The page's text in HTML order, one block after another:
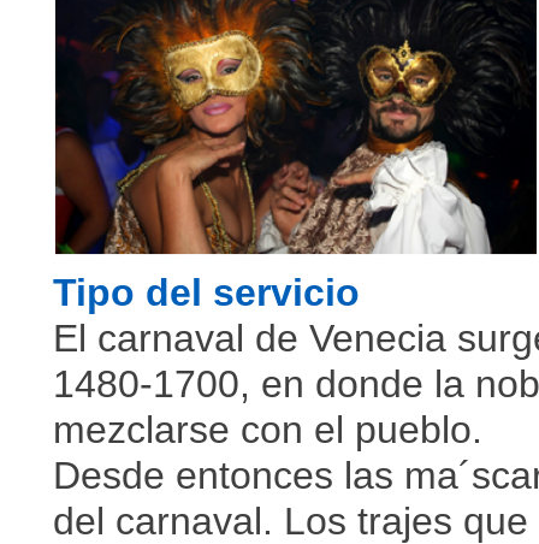
Tipo del servicio
El carnaval de Venecia
1480-1700, en donde la
mezclarse con el pueblo.
Desde entonces las
del carnaval. Los trajes